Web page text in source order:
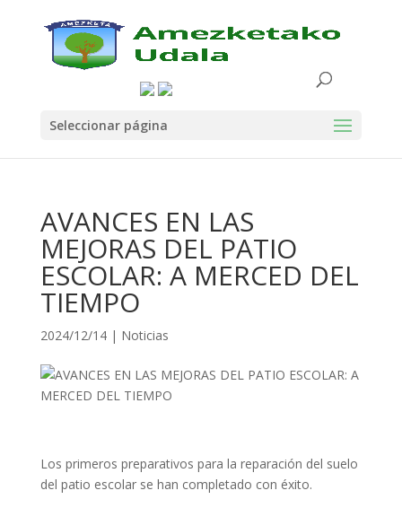
Seleccionar página
AVANCES EN LAS
MEJORAS DEL PATIO
ESCOLAR: A MERCED DEL
TIEMPO
2024/12/14| Noticias
Los primeros preparativos para la reparación del suelo
del patio escolar se han completado con éxito.